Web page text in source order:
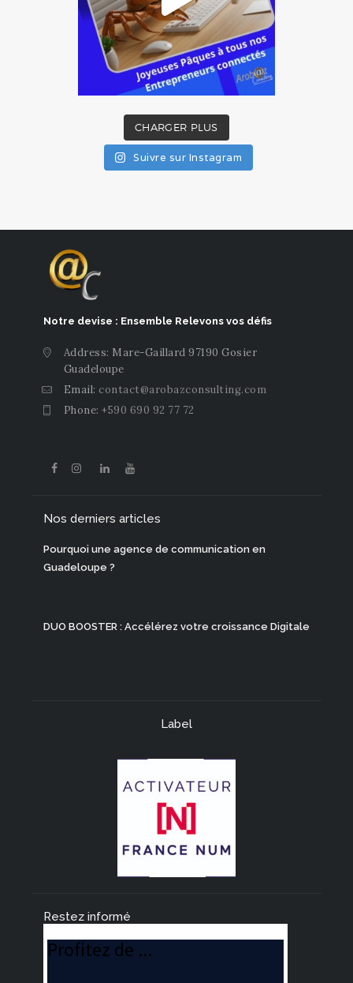
CHARGER PLUS
Suivre sur Instagram
Notre devise : Ensemble Relevons vos défis
Address: Mare-Gaillard 97190 Gosier
Guadeloupe
Email: contact@arobazconsulting.com
Phone:+590 690 92 77 72
Nos derniers articles
Pourquoi une agence de communication en
Guadeloupe ?
DUO BOOSTER : Accélérez votre croissance Digitale
Label
Restez informé